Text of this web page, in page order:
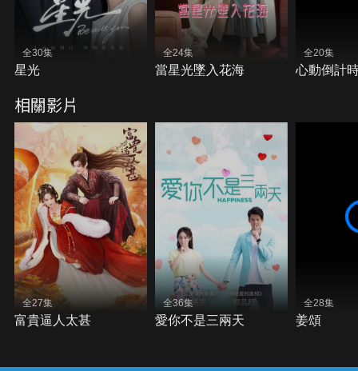
全30集
星光
全24集
當星光墜入花海
全20集
心動倒計
相關影片
全27集
富貴逼人太甚
全36集
愛你不是三兩天
全28集
姜頌